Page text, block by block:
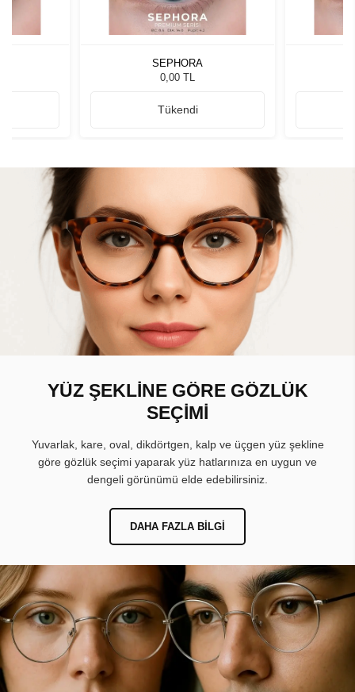
SEPHORA
0,00 TL
Tükendi
YÜZ ŞEKLİNE GÖRE GÖZLÜK
SEÇİMİ
Yuvarlak, kare, oval, dikdörtgen, kalp ve üçgen yüz şekline
göre gözlük seçimi yaparak yüz hatlarınıza en uygun ve
dengeli görünümü elde edebilirsiniz.
DAHA FAZLA BILGI